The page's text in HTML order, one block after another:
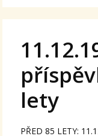
lety
PŘED 85 LETY: